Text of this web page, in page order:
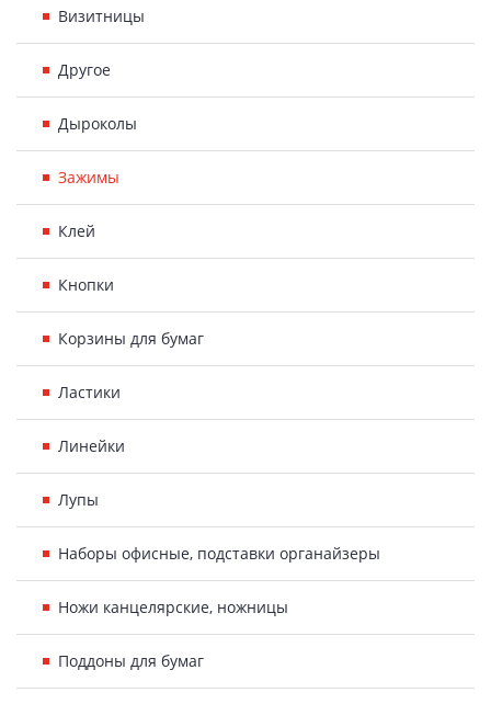
Визитницы
Другое
Дыроколы
Зажимы
Клей
Кнопки
Корзины для бумаг
Ластики
Линейки
Лупы
Наборы офисные, подставки органайзеры
Ножи канцелярские, ножницы
Поддоны для бумаг